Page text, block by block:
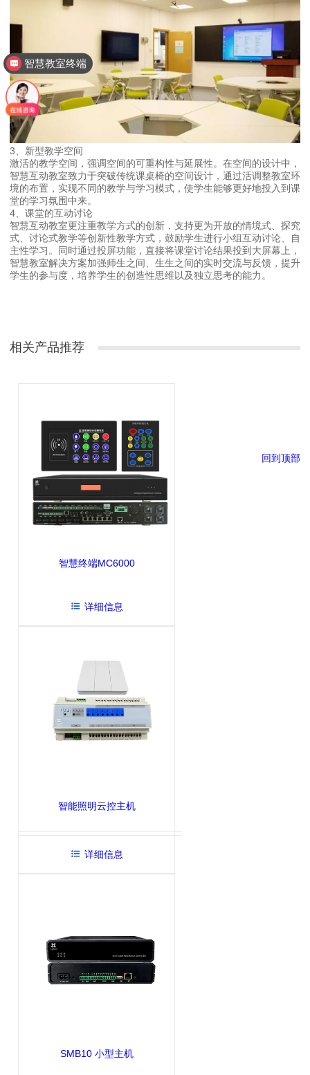
3、新型教学空间
激活的教学空间，强调空间的可重构性与延展性。在空间的设计中，
智慧互动教室致力于突破传统课桌椅的空间设计，通过活调整教室环
境的布置，实现不同的教学与学习模式，使学生能够更好地投入到课
堂的学习氛围中来。
4、课堂的互动讨论
智慧互动教室更注重教学方式的创新，支持更为开放的情境式、探究
式、讨论式教学等创新性教学方式，鼓励学生进行小组互动讨论、自
主性学习。同时通过投屏功能，直接将课堂讨论结果投到大屏幕上，
智慧教室解决方案加强师生之间、生生之间的实时交流与反馈，提升
学生的参与度，培养学生的创造性思维以及独立思考的能力。
相关产品推荐
智慧终端MC6000
详细信息
智能照明云控主机
详细信息
SMB10 小型主机
回到顶部
智慧教室终端